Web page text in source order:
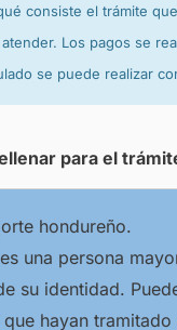
consiste el trámite
Los pagos se
se puede realizar
para el
hondureño.
una persona
su identidad.
hayan